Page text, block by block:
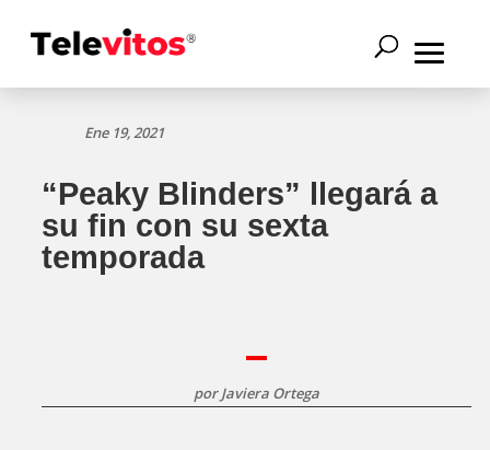
Ene 19, 2021
“Peaky Blinders” llegará a
su fin con su sexta
temporada
porJaviera Ortega